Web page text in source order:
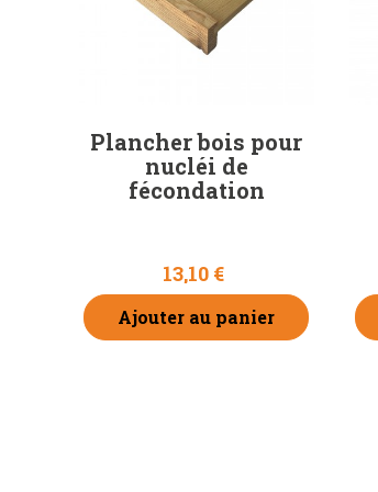
Plancher bois pour
nucléi de
fécondation
13,10 €
Ajouter au panier